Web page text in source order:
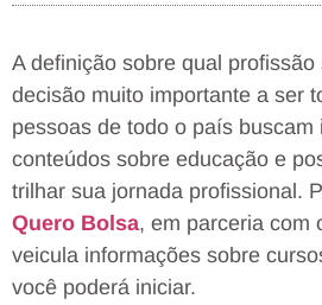
A definição sobre qual
decisão muito importante a ser
pessoas de todo o país buscam
conteúdos sobre educação e
trilhar sua jornada profissional.
Quero Bolsa, em parceria com
veicula informações sobre
você poderá iniciar.